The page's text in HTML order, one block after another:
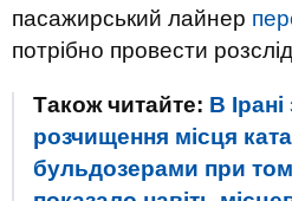
пасажирський лайнер
потрібно провести
Також читайте: В
розчищення місця
бульдозерами при